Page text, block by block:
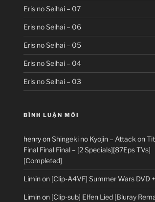
Eris no Seihai – 07
Eris no Seihai – 06
Eris no Seihai – 05
Eris no Seihai – 04
Eris no Seihai – 03
BÌNH LUẬN MỚI
henryonShingeki no Kyojin – Attack on
Final Final Final – [2 Specials][87Eps TVs]
[Completed]
Liminon [Clip-A4VF] Summer Wars DVD
Liminon [Clip-sub] Elfen Lied [Bluray